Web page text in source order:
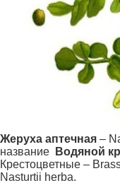
Жеруха аптечная –
название
Водяной
Крестоцветные –
Nasturtii herba.